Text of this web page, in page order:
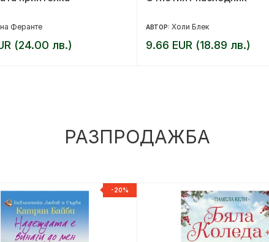
Феранте
(24.00 лв.)
АВТОР: Холи Блек
9.66 EUR (18.89 лв.)
РАЗПРОДАЖБА
-20%